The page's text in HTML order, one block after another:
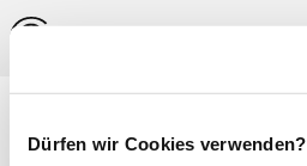
Dürfen wir Cookies verwenden?